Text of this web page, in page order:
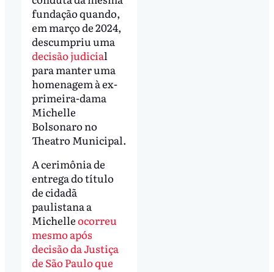
fundação quando,
em março de 2024,
descumpriu uma
decisão judicial
para manter uma
homenagem à ex-
primeira-dama
Michelle
Bolsonaro no
Theatro Municipal.
A cerimônia de
entrega do título
de cidadã
paulistana a
Michelleocorreu
mesmo após
decisão da Justiça
de São Paulo que